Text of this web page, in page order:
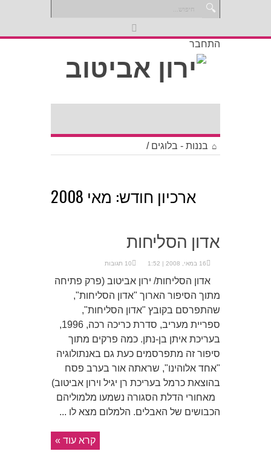
התחבר
בננות - בלוגים /
ארכיון חודש: מאי 2008
אדון הסליחות
16 במאי, 2008 | 1:52 10 תגובות
אדון הסליחות/ ירון אביטוב (פרק פתיחה
מתוך הסיפור הארוך "אדון הסליחות",
שהתפרסם בקובץ "אדון הסליחות",
ספריית מעריב, סדרת כריכה רכה, 1996,
בעריכת איתן בן-נתן. כמה פרקים מתוך
סיפור זה מתפרסמים כעת גם באנתולוגיה
"אחד אלוהינו", שראתה אור בערב פסח
בהוצאת כרמל בעריכת רן יגיל וירון אביטוב)
מאחורי הדלת הסגורה נשמעו מלמוליהם
הכבושים של האבלים. הלמלום מצא לו ...
קרא עוד »